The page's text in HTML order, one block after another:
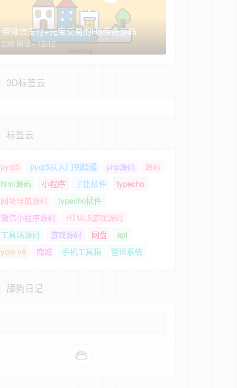
带微信支付+元宝交易的H5传奇源码
235 阅读 - 12/12
3D标签云
标签云
pyqt5 pyqt5从入门到精通 php源码
源码
html源码
小程序 子比插件
typecho
网址导航源码
typecho插件
微信小程序源码
HTML5游戏源码
工具站源码
游戏源码 网盘
api
yolo v8
商城 手机工具箱 管理系统
舔狗日记